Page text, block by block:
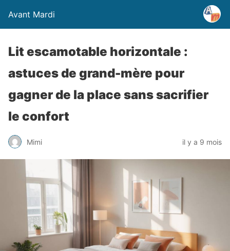
Avant Mardi
Lit escamotable horizontale :
astuces de grand-mère pour
gagner de la place sans sacrifier
le confort
Mimi il y a 9 mois